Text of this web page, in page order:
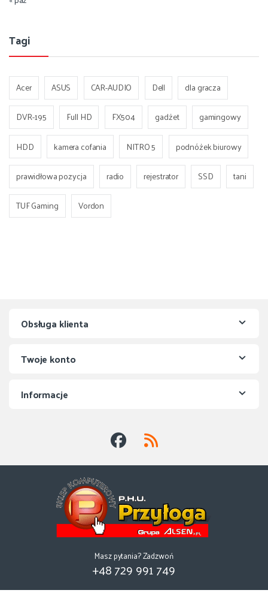
Tagi
Acer ASUS CAR-AUDIO Dell
dla gracza
DVR-195
Full HD FX504 gadżet
gamingowy
HDD
kamera cofania NITRO 5
podnóżek biurowy
prawidłowa pozycja
radio rejestrator SSD
tani
TUF Gaming
Vordon
Obsługa klienta
Twoje konto
Informacje
Masz pytania? Zadzwoń
+48 729 991 749